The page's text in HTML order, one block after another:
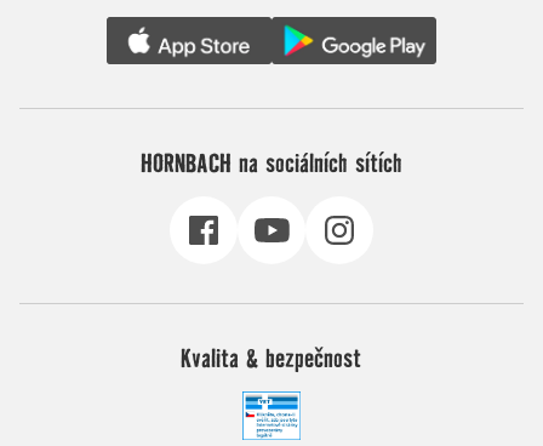
HORNBACH na sociálních sítích
Kvalita & bezpečnost